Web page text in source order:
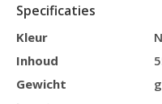
Specificaties
Kleur
Inhoud
Gewicht
g